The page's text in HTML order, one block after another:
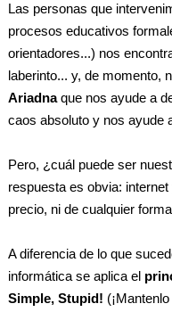
Las personas que
procesos educativos
orientadores...) nos
laberinto... y, de momento,
Ariadnaque nos ayude a
caos absoluto y nos ayude
Pero, ¿cuál puede ser
respuesta es obvia:
precio, ni de cualquier
A diferencia de lo que
informática se aplica el
Simple, Stupid!